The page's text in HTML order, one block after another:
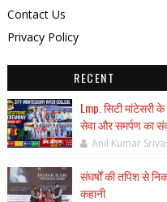
Contact Us
Privacy Policy
RECENT
Lmp. सिटी मांटेसरी
सेवा और समर्पण का
Anil Kumar
संघर्षों की तपिश से
कहानी